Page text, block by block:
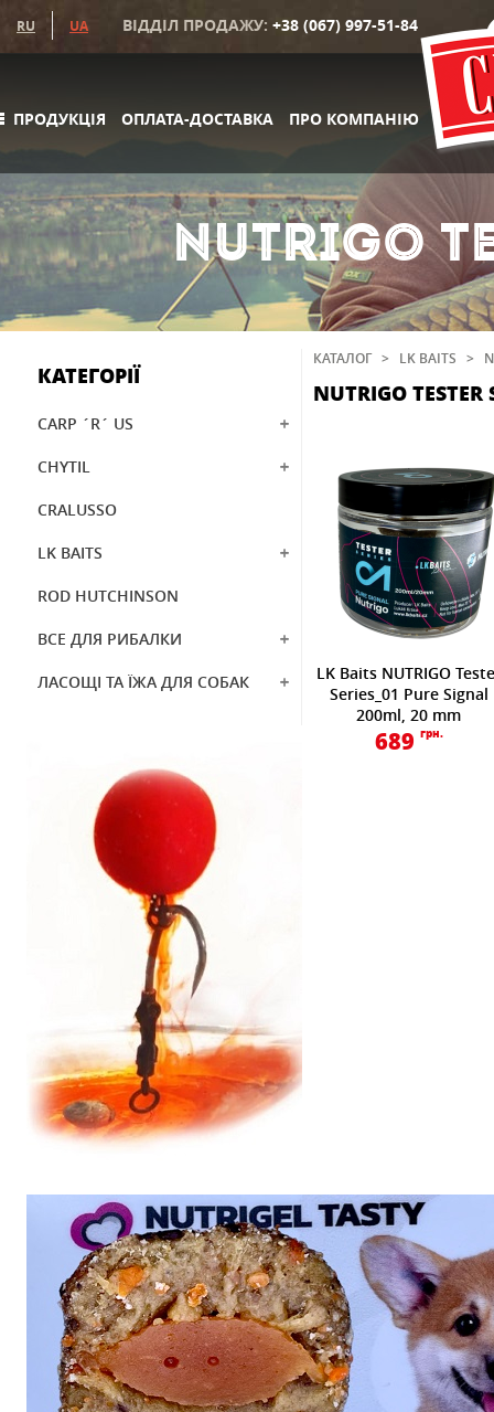
RU UA ВІДДІЛ ПРОДАЖУ: +38 (067) 997-51-84
ПРОДУКЦІЯ ОПЛАТА-ДОСТАВКА ПРО КОМПАНІЮ
NUTRIGO
КАТЕГОРІЇ
CARP ´R´ US
CHYTIL
CRALUSSO
LK BAITS
ROD HUTCHINSON
ВСЕ ДЛЯ РИБАЛКИ
ЛАСОЩІ ТА ЇЖА ДЛЯ СОБАК
КАТАЛОГ> LK BAITS >
NUTRIGO TESTER
LK Baits NUTRIGO
Series_01 Pure Signal
200ml, 20 mm
689 грн.